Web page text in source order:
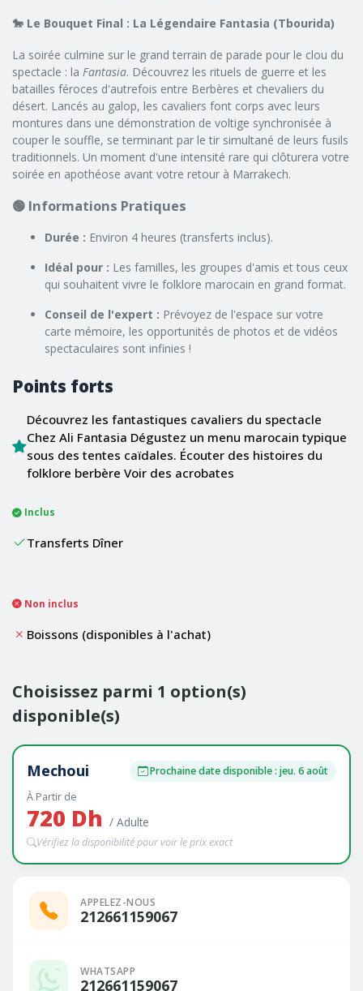
🐎 Le Bouquet Final : La Légendaire Fantasia (Tbourida)
La soirée culmine sur le grand terrain de parade pour le clou du
spectacle : la Fantasia. Découvrez les rituels de guerre et les
batailles féroces d'autrefois entre Berbères et chevaliers du
désert. Lancés au galop, les cavaliers font corps avec leurs
montures dans une démonstration de voltige synchronisée à
couper le souffle, se terminant par le tir simultané de leurs fusils
traditionnels. Un moment d'une intensité rare qui clôturera votre
soirée en apothéose avant votre retour à Marrakech.
🟢 Informations Pratiques
Durée : Environ 4 heures (transferts inclus).
Idéal pour : Les familles, les groupes d'amis et tous ceux
qui souhaitent vivre le folklore marocain en grand format.
Conseil de l'expert : Prévoyez de l'espace sur votre
carte mémoire, les opportunités de photos et de vidéos
spectaculaires sont infinies !
Points forts
Découvrez les fantastiques cavaliers du spectacle
Chez Ali Fantasia Dégustez un menu marocain typique
sous des tentes caïdales. Écouter des histoires du
folklore berbère Voir des acrobates
Inclus
Transferts Dîner
Non inclus
Boissons (disponibles à l'achat)
Choisissez parmi 1 option(s)
disponible(s)
Mechoui
Prochaine date disponible : jeu. 6 août
À Partir de
720 Dh / Adulte
Vérifiez la disponibilité pour voir le prix exact
APPELEZ-NOUS
212661159067
WHATSAPP
212661159067